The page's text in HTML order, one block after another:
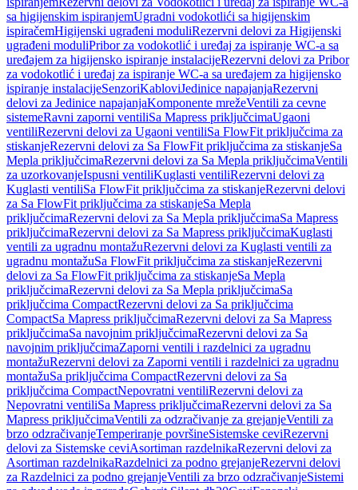
sa higijenskim ispiranjemUgradni vodokotlići sa higijenskim
ispiračemHigijenski ugrađeni moduliRezervni delovi za Higijenski
ugrađeni moduliPribor za vodokotlić i uređaj za ispiranje WC-a sa
uređajem za higijensko ispiranje instalacijeRezervni delovi za Pribor
za vodokotlić i uređaj za ispiranje WC-a sa uređajem za higijensko
ispiranje instalacijeSenzoriKabloviJedinice napajanjaRezervni
delovi za Jedinice napajanjaKomponente mrežeVentili za cevne
sistemeRavni zaporni ventiliSa Mapress priključcimaUgaoni
ventiliRezervni delovi za Ugaoni ventiliSa FlowFit priključcima za
stiskanjeRezervni delovi za Sa FlowFit priključcima za stiskanjeSa
Mepla priključcimaRezervni delovi za Sa Mepla priključcimaVentili
za uzorkovanjeIspusni ventiliKuglasti ventiliRezervni delovi za
Kuglasti ventiliSa FlowFit priključcima za stiskanjeRezervni delovi
za Sa FlowFit priključcima za stiskanjeSa Mepla
priključcimaRezervni delovi za Sa Mepla priključcimaSa Mapress
priključcimaRezervni delovi za Sa Mapress priključcimaKuglasti
ventili za ugradnu montažuRezervni delovi za Kuglasti ventili za
ugradnu montažuSa FlowFit priključcima za stiskanjeRezervni
delovi za Sa FlowFit priključcima za stiskanjeSa Mepla
priključcimaRezervni delovi za Sa Mepla priključcimaSa
priključcima CompactRezervni delovi za Sa priključcima
CompactSa Mapress priključcimaRezervni delovi za Sa Mapress
priključcimaSa navojnim priključcimaRezervni delovi za Sa
navojnim priključcimaZaporni ventili i razdelnici za ugradnu
montažuRezervni delovi za Zaporni ventili i razdelnici za ugradnu
montažuSa priključcima CompactRezervni delovi za Sa
priključcima CompactNepovratni ventiliRezervni delovi za
Nepovratni ventiliSa Mapress priključcimaRezervni delovi za Sa
Mapress priključcimaVentili za odzračivanje za grejanjeVentili za
brzo odzračivanjeTemperiranje površineSistemske ceviRezervni
delovi za Sistemske ceviAsortiman razdelnikaRezervni delovi za
Asortiman razdelnikaRazdelnici za podno grejanjeRezervni delovi
za Razdelnici za podno grejanjeVentili za brzo odzračivanjeSistemi